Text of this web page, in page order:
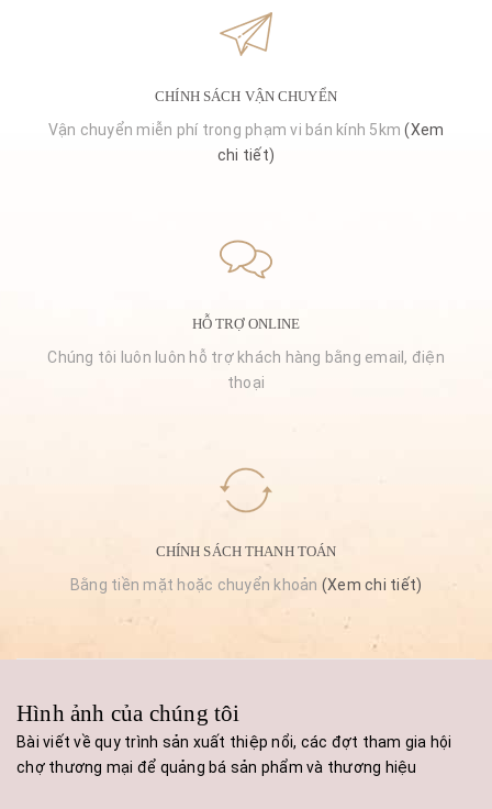
CHÍNH SÁCH VẬN CHUYỂN
Vận chuyển miễn phí trong phạm vi bán kính 5km(Xem
chi tiết)
HỖ TRỢ ONLINE
Chúng tôi luôn luôn hỗ trợ khách hàng bằng email, điện
thoại
CHÍNH SÁCH THANH TOÁN
Bằng tiền mặt hoặc chuyển khoản (Xem chi tiết)
Hình ảnh của chúng tôi
Bài viết về quy trình sản xuất thiệp nổi, các đợt tham gia hội
chợ thương mại để quảng bá sản phẩm và thương hiệu